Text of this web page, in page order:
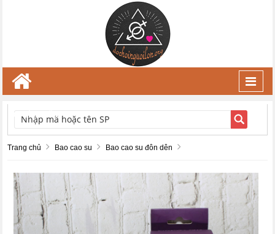
TÌM KIẾM
Trang chủ Bao cao su Bao cao su đôn dên